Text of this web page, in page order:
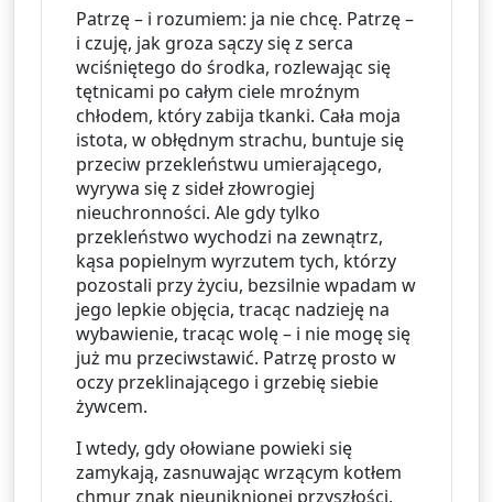
Patrzę – i rozumiem: ja nie chcę. Patrzę –
i czuję, jak groza sączy się z serca
wciśniętego do środka, rozlewając się
tętnicami po całym ciele mroźnym
chłodem, który zabija tkanki. Cała moja
istota, w obłędnym strachu, buntuje się
przeciw przekleństwu umierającego,
wyrywa się z sideł złowrogiej
nieuchronności. Ale gdy tylko
przekleństwo wychodzi na zewnątrz,
kąsa popielnym wyrzutem tych, którzy
pozostali przy życiu, bezsilnie wpadam w
jego lepkie objęcia, tracąc nadzieję na
wybawienie, tracąc wolę – i nie mogę się
już mu przeciwstawić. Patrzę prosto w
oczy przeklinającego i grzebię siebie
żywcem.
I wtedy, gdy ołowiane powieki się
zamykają, zasnuwając wrzącym kotłem
chmur znak nieuniknionej przyszłości,